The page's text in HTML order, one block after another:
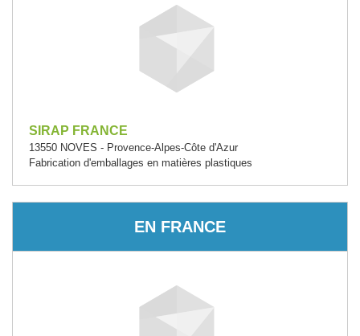
SIRAP FRANCE
13550 NOVES - Provence-Alpes-Côte d'Azur
Fabrication d'emballages en matières plastiques
EN FRANCE